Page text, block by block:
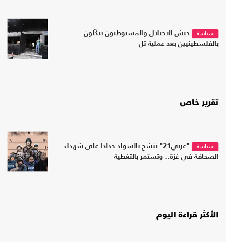
سياسة
جيش الاحتلال والمستوطنون ينكّلون
بالفلسطينيين بعد عملية تل
تقرير خاص
سياسة
"عربي21" تتشح بالسواد حدادا على شهداء
الصحافة في غزة.. وتستمر بالتغطية
الأكثر قراءة اليوم